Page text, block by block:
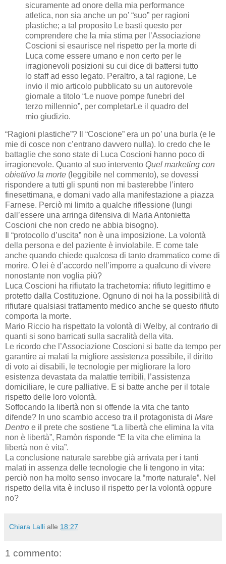
sicuramente ad onore della mia performance
atletica, non sia anche un po’ “suo” per ragioni
plastiche; a tal proposito Le basti questo per
comprendere che la mia stima per l’Associazione
Coscioni si esaurisce nel rispetto per la morte di
Luca come essere umano e non certo per le
irragionevoli posizioni su cui dice di battersi tutto
lo staff ad esso legato. Peraltro, a tal ragione, Le
invio il mio articolo pubblicato su un autorevole
giornale a titolo “Le nuove pompe funebri del
terzo millennio”, per completarLe il quadro del
mio giudizio.
“Ragioni plastiche”? Il “Coscione” era un po’ una burla (e le
mie di cosce non c’entrano davvero nulla). Io credo che le
battaglie che sono state di Luca Coscioni hanno poco di
irragionevole. Quanto al suo intervento Quel marketing con
obiettivo la morte (leggibile nel commento), se dovessi
rispondere a tutti gli spunti non mi basterebbe l’intero
finesettimana, e domani vado alla manifestazione a piazza
Farnese. Perciò mi limito a qualche riflessione (lungi
dall’essere una arringa difensiva di Maria Antonietta
Coscioni che non credo ne abbia bisogno).
Il “protocollo d’uscita” non è una imposizione. La volontà
della persona e del paziente è inviolabile. E come tale
anche quando chiede qualcosa di tanto drammatico come di
morire. O lei è d’accordo nell’imporre a qualcuno di vivere
nonostante non voglia più?
Luca Coscioni ha rifiutato la trachetomia: rifiuto legittimo e
protetto dalla Costituzione. Ognuno di noi ha la possibilità di
rifiutare qualsiasi trattamento medico anche se questo rifiuto
comporta la morte.
Mario Riccio ha rispettato la volontà di Welby, al contrario di
quanti si sono barricati sulla sacralità della vita.
Le ricordo che l’Associazione Coscioni si batte da tempo per
garantire ai malati la migliore assistenza possibile, il diritto
di voto ai disabili, le tecnologie per migliorare la loro
esistenza devastata da malattie terribili, l’assistenza
domiciliare, le cure palliative. E si batte anche per il totale
rispetto delle loro volontà.
Soffocando la libertà non si offende la vita che tanto
difende? In uno scambio acceso tra il protagonista di Mare
Dentro e il prete che sostiene “La libertà che elimina la vita
non è libertà”, Ramòn risponde “E la vita che elimina la
libertà non è vita”.
La conclusione naturale sarebbe già arrivata per i tanti
malati in assenza delle tecnologie che li tengono in vita:
perciò non ha molto senso invocare la “morte naturale”. Nel
rispetto della vita è incluso il rispetto per la volontà oppure
no?
Chiara Lalli alle 18:27
1 commento: